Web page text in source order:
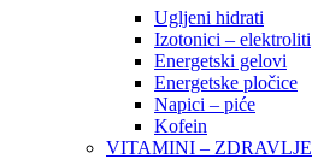
Ugljeni hidrati
Izotonici – elektroliti
Energetski gelovi
Energetske pločice
Napici – piće
Kofein
VITAMINI – ZDRAVLJE